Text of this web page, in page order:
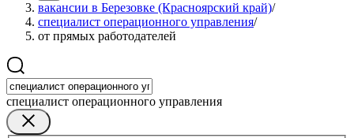
вакансии в Березовке (Красноярский край)/
специалист операционного управления/
от прямых работодателей
специалист операционного управления